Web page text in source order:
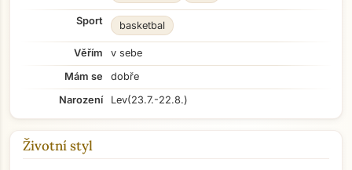
Sport basketbal
Věřím
v sebe
Mám se
dobře
Narození
Lev(23.7.-22.8.)
Životní styl